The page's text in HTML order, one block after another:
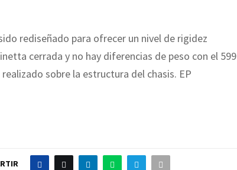
rediseñado para ofrecer un nivel de rigidez
cerrada y no hay diferencias de peso con el 599
sobre la estructura del chasis. EP